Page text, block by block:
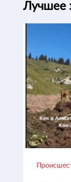
Лучшее